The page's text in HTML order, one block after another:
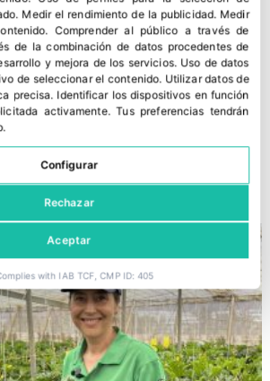
. Medir el rendimiento de la publicidad. Medir
.Comprender al público a través de
de la combinación de datos procedentes de
y mejora de los servicios. Uso de datos
de seleccionar el contenido. Utilizar datos de
precisa. Identificar los dispositivos en función
activamente.Tus preferencias tendrán
Configurar
Rechazar
Aceptar
with IAB TCF, CMP ID: 405